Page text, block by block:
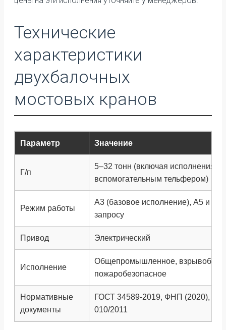
Технические
характеристики
двухбалочных
мостовых кранов
Параметр Значение
Г/п
5–32 тонн (включая исполнения с
вспомогательным тельфером)
Режим работы
А3 (базовое исполнение), А5 и
запросу
Привод Электрический
Исполнение
Общепромышленное,
пожаробезопасное
Нормативные
документы
ГОСТ 34589-2019, ФНП (2020), ТР
010/2011